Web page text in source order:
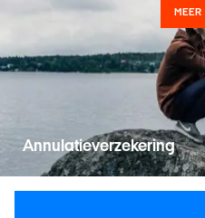
Annulatieverzekering